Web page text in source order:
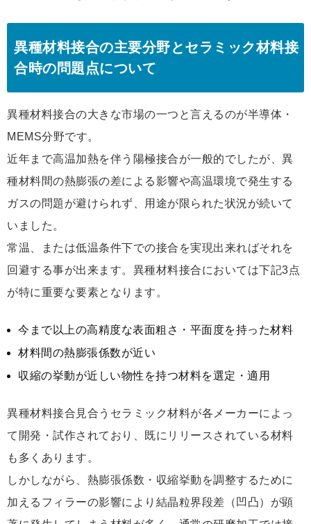
異種材料接合の主要分野とセラミック材料接
合時の問題点について
異種材料接合の大きな市場の一つと言えるのが半導体・
MEMS分野です。
近年まで高温加熱を伴う陽極接合が一般的でしたが、異
種材料間の熱膨張の差による影響や高温環境で発生する
ガスの問題が避けられず、用途が限られた状況が続いて
いました。
常温、または低温条件下での接合を実現出来ればそれを
回避する事が出来ます。異種材料接合においては下記3点
が特に重要な要素となります。
今まで以上の高精度な表面粗さ・平面度を持った材料
材料間の熱膨張係数が近い
収縮の挙動が近しい物性を持つ材料を選定・適用
異種材料接合見合うセラミック材料が各メーカーによっ
て開発・試作されており、既にリリースされている材料
も多くあります。
しかしながら、熱膨張係数・収縮挙動を調整するために
加えるフィラーの影響により結晶粒界段差（凹凸）が顕